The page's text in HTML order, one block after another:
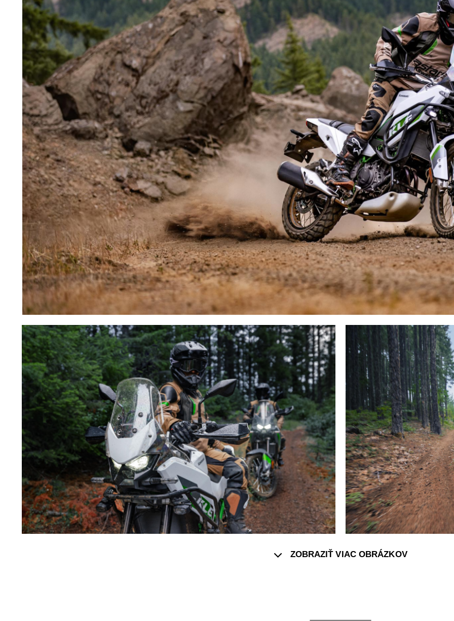
ZOBRAZIŤ VIAC OBRÁZKOV